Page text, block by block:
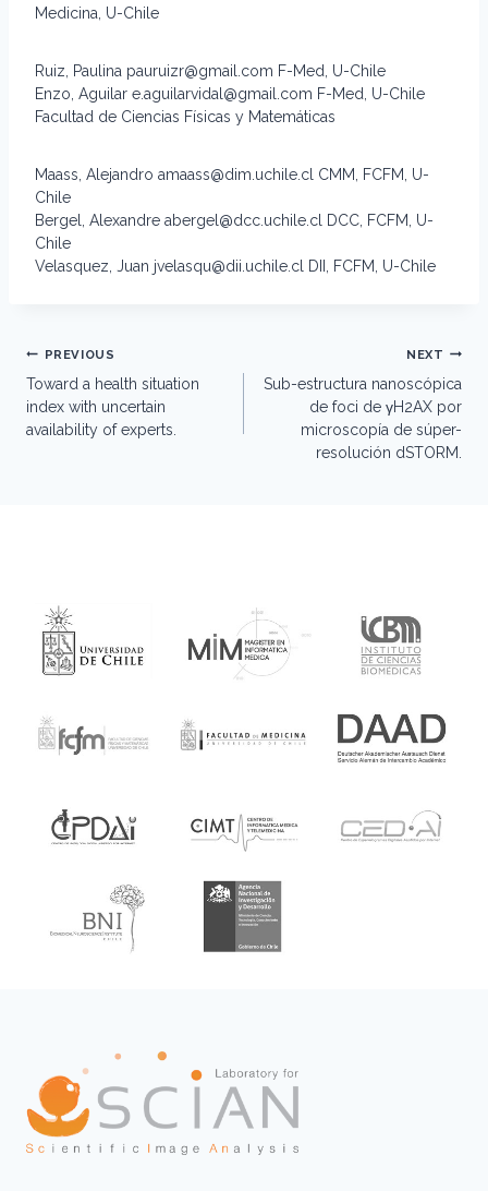
Medicina, U-Chile
Ruiz, Paulina pauruizr@gmail.com F-Med, U-Chile
Enzo, Aguilar e.aguilarvidal@gmail.com F-Med, U-Chile
Facultad de Ciencias Físicas y Matemáticas
Maass, Alejandro amaass@dim.uchile.cl CMM, FCFM, U-
Chile
Bergel, Alexandre abergel@dcc.uchile.cl DCC, FCFM, U-
Chile
Velasquez, Juan jvelasqu@dii.uchile.cl DII, FCFM, U-Chile
Post
navigation
PREVIOUS
Toward a health situation
index with uncertain
availability of experts.
NEXT
Sub-estructura nanoscópica
de foci de γH2AX por
microscopía de súper-
resolución dSTORM.